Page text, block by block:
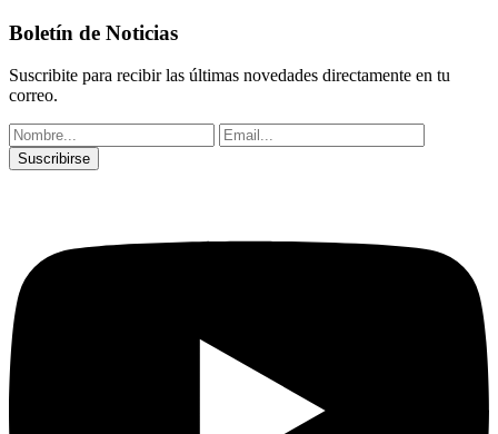
Boletín de Noticias
Suscribite para recibir las últimas novedades directamente en tu
correo.
Suscribirse